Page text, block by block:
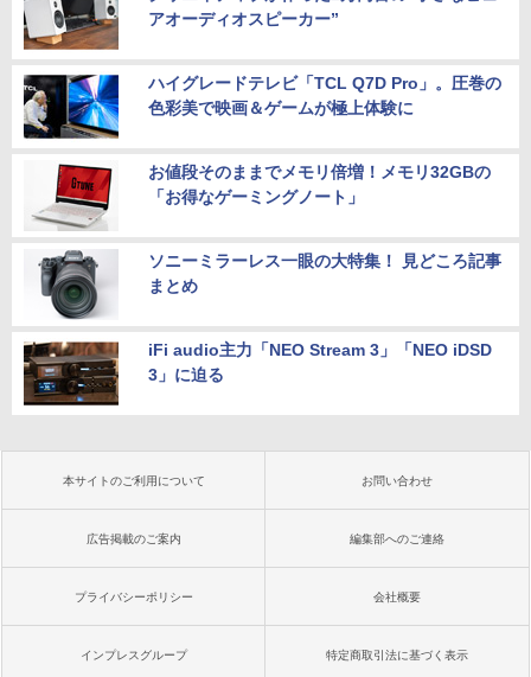
アオーディオスピーカー”
ハイグレードテレビ「TCL Q7D Pro」。圧巻の
色彩美で映画＆ゲームが極上体験に
お値段そのままでメモリ倍増！メモリ32GBの
「お得なゲーミングノート」
ソニーミラーレス一眼の大特集！ 見どころ記事
まとめ
iFi audio主力「NEO Stream 3」「NEO iDSD
3」に迫る
本サイトのご利用について お問い合わせ
広告掲載のご案内 編集部へのご連絡
プライバシーポリシー 会社概要
インプレスグループ 特定商取引法に基づく表示